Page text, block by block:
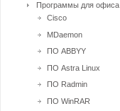
Программы для офиса
Cisco
MDaemon
ПО ABBYY
ПО Astra Linux
ПО Radmin
ПО WinRAR